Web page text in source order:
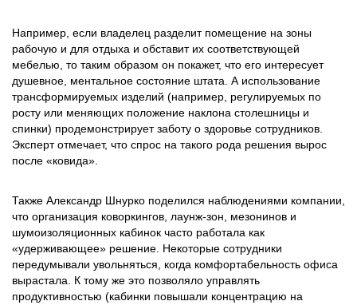
Например, если владелец разделит помещение на зоны
рабочую и для отдыха и обставит их соответствующей
мебелью, то таким образом он покажет, что его интересует
душевное, ментальное состояние штата. А использование
трансформируемых изделий (например, регулируемых по
росту или меняющих положение наклона столешницы и
спинки) продемонстрирует заботу о здоровье сотрудников.
Эксперт отмечает, что спрос на такого рода решения вырос
после «ковида».
Также Александр Шнурко поделился наблюдениями компании,
что организация коворкингов, лаунж-зон, мезонинов и
шумоизоляционных кабинок часто работала как
«удерживающее» решение. Некоторые сотрудники
передумывали увольняться, когда комфортабельность офиса
вырастала. К тому же это позволяло управлять
продуктивностью (кабинки повышали концентрацию на